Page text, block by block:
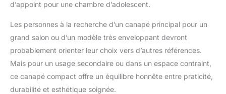
d’appoint pour une chambre d’adolescent.
Les personnes à la recherche d’un canapé principal pour un
grand salon ou d’un modèle très enveloppant devront
probablement orienter leur choix vers d’autres références.
Mais pour un usage secondaire ou dans un espace contraint,
ce canapé compact offre un équilibre honnête entre praticité,
durabilité et esthétique soignée.